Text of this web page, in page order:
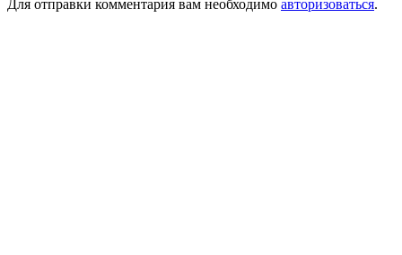
Для отправки комментария вам необходимо авторизоваться.